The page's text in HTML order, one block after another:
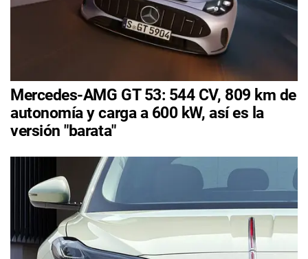
Mercedes-AMG GT 53: 544 CV, 809 km de
autonomía y carga a 600 kW, así es la
versión "barata"